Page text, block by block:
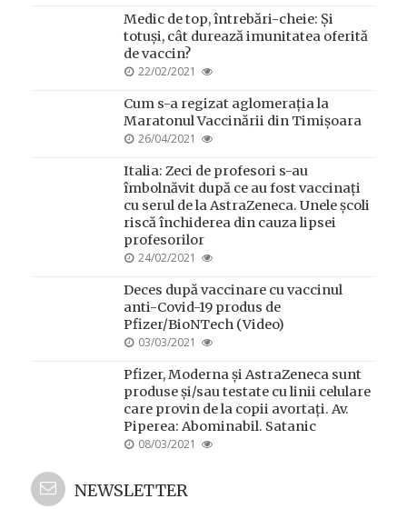
Medic de top, întrebări-cheie: Și
totuși, cât durează imunitatea oferită
de vaccin?
POSTED
22/02/2021
Cum s-a regizat aglomerația la
Maratonul Vaccinării din Timișoara
POSTED
26/04/2021
Italia: Zeci de profesori s-au
îmbolnăvit după ce au fost vaccinați
cu serul de la AstraZeneca. Unele școli
riscă închiderea din cauza lipsei
profesorilor
POSTED
24/02/2021
Deces după vaccinare cu vaccinul
anti-Covid-19 produs de
Pfizer/BioNTech (Video)
POSTED
03/03/2021
Pfizer, Moderna și AstraZeneca sunt
produse și/sau testate cu linii celulare
care provin de la copii avortați. Av.
Piperea: Abominabil. Satanic
POSTED
08/03/2021
NEWSLETTER